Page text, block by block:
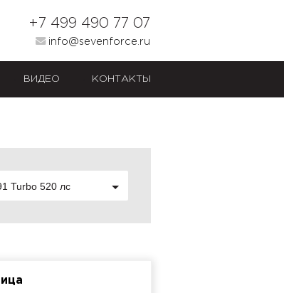
+7 499 490 77 07
info@sevenforce.ru
ВИДЕО КОНТАКТЫ
Turbo 520 лс